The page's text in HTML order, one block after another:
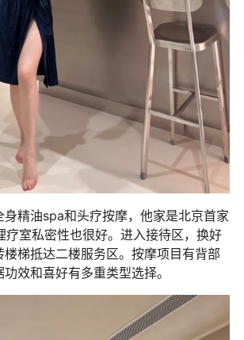
身精油spa和头疗按摩，他家是北京首家
疗室私密性也很好。进入接待区，换好
梯抵达二楼服务区。按摩项目有背部
效和喜好有多重类型选择。